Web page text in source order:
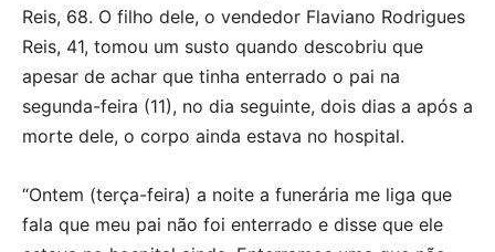
Reis, 68. O filho dele, o vendedor Flaviano Rodrigues
Reis, 41, tomou um susto quando descobriu que
apesar de achar que tinha enterrado o pai na
segunda-feira (11), no dia seguinte, dois dias a após a
morte dele, o corpo ainda estava no hospital.
“Ontem (terça-feira) a noite a funerária me liga que
fala que meu pai não foi enterrado e disse que ele